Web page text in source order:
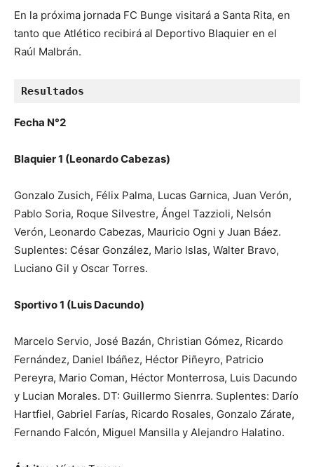
En la próxima jornada FC Bunge visitará a Santa Rita, en
tanto que Atlético recibirá al Deportivo Blaquier en el
Raúl Malbrán.
Resultados
Fecha N°2
Blaquier 1 (Leonardo Cabezas)
Gonzalo Zusich, Félix Palma, Lucas Garnica, Juan Verón,
Pablo Soria, Roque Silvestre, Ángel Tazzioli, Nelsón
Verón, Leonardo Cabezas, Mauricio Ogni y Juan Báez.
Suplentes: César González, Mario Islas, Walter Bravo,
Luciano Gil y Oscar Torres.
Sportivo 1 (Luis Dacundo)
Marcelo Servio, José Bazán, Christian Gómez, Ricardo
Fernández, Daniel Ibáñez, Héctor Piñeyro, Patricio
Pereyra, Mario Coman, Héctor Monterrosa, Luis Dacundo
y Lucian Morales. DT: Guillermo Sienrra. Suplentes: Darío
Hartfiel, Gabriel Farías, Ricardo Rosales, Gonzalo Zárate,
Fernando Falcón, Miguel Mansilla y Alejandro Halatino.